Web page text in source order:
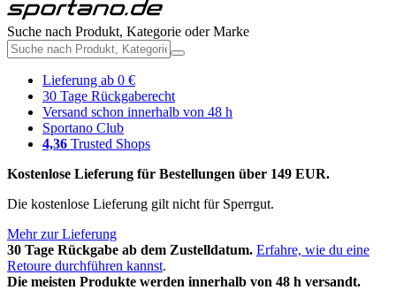
Suche nach Produkt, Kategorie oder Marke
Lieferung ab 0 €
30 Tage Rückgaberecht
Versand schon innerhalb von 48 h
Sportano Club
4,36 Trusted Shops
Kostenlose Lieferung für Bestellungen über 149 EUR.
Die kostenlose Lieferung gilt nicht für Sperrgut.
Mehr zur Lieferung
30 Tage Rückgabe ab dem Zustelldatum. Erfahre, wie du eine
Retoure durchführen kannst.
Die meisten Produkte werden innerhalb von 48 h versandt.